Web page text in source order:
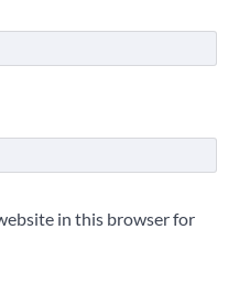
in this browser for